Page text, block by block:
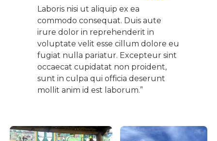
Laboris nisi ut aliquip ex ea
commodo consequat. Duis aute
irure dolor in reprehenderit in
voluptate velit esse cillum dolore eu
fugiat nulla pariatur. Excepteur sint
occaecat cupidatat non proident,
sunt in culpa qui officia deserunt
mollit anim id est laborum.”